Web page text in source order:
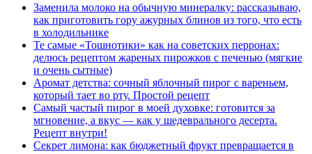
Заменила молоко на обычную минералку: рассказываю,
как приготовить гору ажурных блинов из того, что есть
в холодильнике
Те самые «Тошнотики» как на советских перронах:
делюсь рецептом жареных пирожков с печенью (мягкие
и очень сытные)
Аромат детства: сочный яблочный пирог с вареньем,
который тает во рту. Простой рецепт
Самый частый пирог в моей духовке: готовится за
мгновение, а вкус — как у шедеврального десерта.
Рецепт внутри!
Секрет лимона: как бюджетный фрукт превращается в